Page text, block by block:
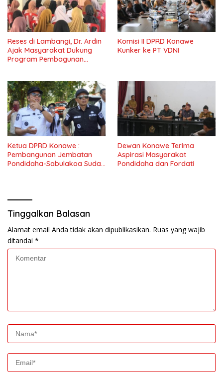
Reses di Lambangi, Dr. Ardin
Ajak Masyarakat Dukung
Program Pembagunan
Komisi II DPRD Konawe
Kunker ke PT VDNI
Ketua DPRD Konawe :
Pembangunan Jembatan
Pondidaha-Sabulakoa Sudah
Dewan Konawe Terima
Aspirasi Masyarakat
Pondidaha dan Fordati
Tinggalkan Balasan
Alamat email Anda tidak akan dipublikasikan. Ruas yang wajib
ditandai *